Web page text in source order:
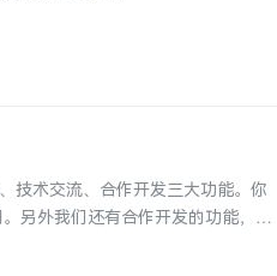
技术交流、合作开发三大功能。你
另外我们还有合作开发的功能，你